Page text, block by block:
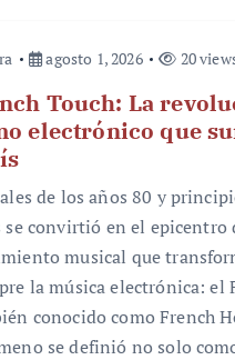
agosto 1, 2026 20
Touch: La
electrónico que
de los años 80 y
se convirtió en el epicentro
musical que
la música electrónica: el
conocido como French
se definió no solo